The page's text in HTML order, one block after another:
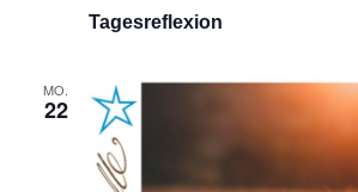
Tagesreflexion
MO.
22